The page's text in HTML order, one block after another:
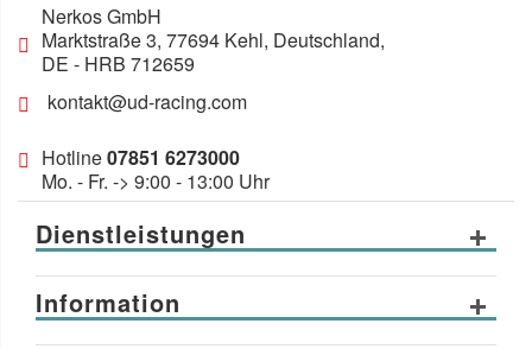
Nerkos GmbH
Marktstraße 3, 77694 Kehl, Deutschland,
DE - HRB 712659
kontakt@ud-racing.com
Hotline07851 6273000
Mo. - Fr. -> 9:00 - 13:00 Uhr
Dienstleistungen
Information